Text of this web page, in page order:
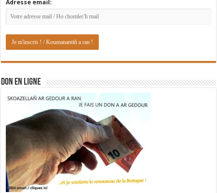
Adresse email:
DON EN LIGNE